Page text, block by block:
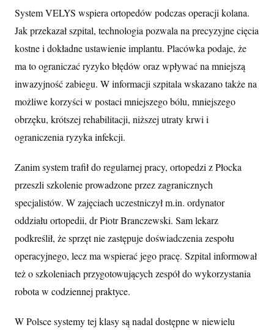
System VELYS wspiera ortopedów podczas operacji kolana.
Jak przekazał szpital, technologia pozwala na precyzyjne cięcia
kostne i dokładne ustawienie implantu. Placówka podaje, że
ma to ograniczać ryzyko błędów oraz wpływać na mniejszą
inwazyjność zabiegu. W informacji szpitala wskazano także na
możliwe korzyści w postaci mniejszego bólu, mniejszego
obrzęku, krótszej rehabilitacji, niższej utraty krwi i
ograniczenia ryzyka infekcji.
Zanim system trafił do regularnej pracy, ortopedzi z Płocka
przeszli szkolenie prowadzone przez zagranicznych
specjalistów. W zajęciach uczestniczył m.in. ordynator
oddziału ortopedii, dr Piotr Branczewski. Sam lekarz
podkreślił, że sprzęt nie zastępuje doświadczenia zespołu
operacyjnego, lecz ma wspierać jego pracę. Szpital informował
też o szkoleniach przygotowujących zespół do wykorzystania
robota w codziennej praktyce.
W Polsce systemy tej klasy są nadal dostępne w niewielu